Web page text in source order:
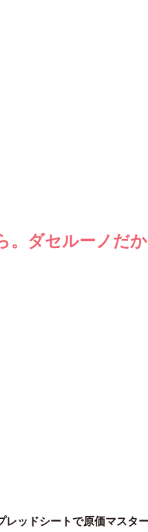
。ダセルーノだか
レッドシートで原価マス